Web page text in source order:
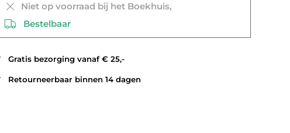
Niet op voorraad bij het Boekhuis,
Bestelbaar
Gratis bezorging vanaf € 25,-
Retourneerbaar binnen 14 dagen